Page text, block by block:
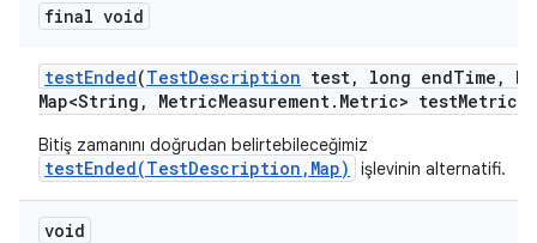
final void
testEnded(TestDescription test, long endTime ,
Map<String , MetricMeasurement. Metric> testMetrics)
Bitiş zamanını doğrudan belirtebileceğimiz
testEnded(TestDescription,Map) işlevinin alternatifi.
void